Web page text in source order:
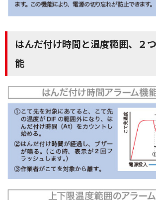
はんだ付け時間と温度範囲、２
能